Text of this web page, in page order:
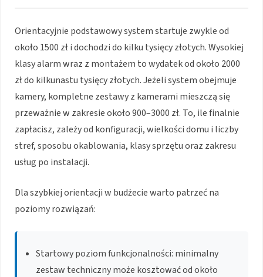
Orientacyjnie podstawowy system startuje zwykle od
około 1500 zł i dochodzi do kilku tysięcy złotych. Wysokiej
klasy alarm wraz z montażem to wydatek od około 2000
zł do kilkunastu tysięcy złotych. Jeżeli system obejmuje
kamery, kompletne zestawy z kamerami mieszczą się
przeważnie w zakresie około 900–3000 zł. To, ile finalnie
zapłacisz, zależy od konfiguracji, wielkości domu i liczby
stref, sposobu okablowania, klasy sprzętu oraz zakresu
usług po instalacji.
Dla szybkiej orientacji w budżecie warto patrzeć na
poziomy rozwiązań:
Startowy poziom funkcjonalności: minimalny
zestaw techniczny może kosztować od około